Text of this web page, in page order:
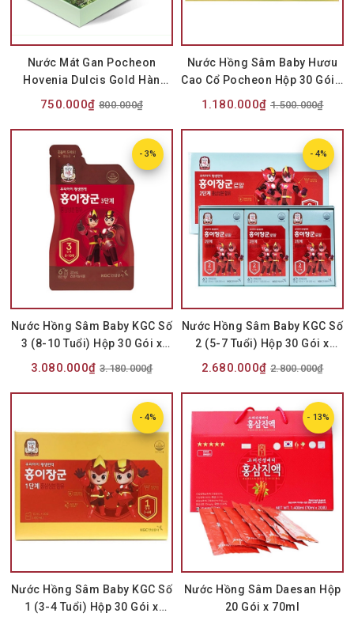
Nước Mát Gan Pocheon
Hovenia Dulcis Gold Hàn
Quốc
750.000₫ 800.000₫
Nước Hồng Sâm Baby Hươu
Cao Cổ Pocheon Hộp 30 Gói x
20ml
1.180.000₫ 1.500.000₫
- 3%
Nước Hồng Sâm Baby KGC Số
3 (8-10 Tuổi) Hộp 30 Gói x
20ml
3.080.000₫ 3.180.000₫
- 4%
Nước Hồng Sâm Baby KGC Số
2 (5-7 Tuổi) Hộp 30 Gói x
20ml
2.680.000₫ 2.800.000₫
- 4%
Nước Hồng Sâm Baby KGC Số
1 (3-4 Tuổi) Hộp 30 Gói x
- 13%
Nước Hồng Sâm Daesan Hộp
20 Gói x 70ml